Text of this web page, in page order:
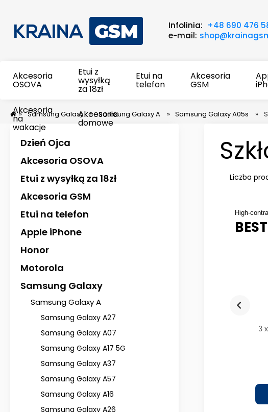
Infolinia: +48 690 476
e-mail:
Akcesoria
OSOVA
Etui z
wysyłką
za 18zł
Etui na
telefon
Akcesoria
GSM
Akcesoria
na
wakacje
Akcesoria
domowe
» Samsung Galaxy » Samsung Galaxy A » Samsung Galaxy A05s »
Dzień Ojca
Akcesoria OSOVA
Etui z wysyłką za 18zł
Akcesoria GSM
Etui na telefon
Apple iPhone
Honor
Motorola
Samsung Galaxy
Samsung Galaxy A
Samsung Galaxy A27
Samsung Galaxy A07
Samsung Galaxy A17 5G
Samsung Galaxy A37
Samsung Galaxy A57
Samsung Galaxy A16
Samsung Galaxy A26
Liczba
High-
do Samsung Galaxy A05s na
aparat
14,73 zł
Do koszyka
Folia ochronna do Samsung Galaxy A05s
3